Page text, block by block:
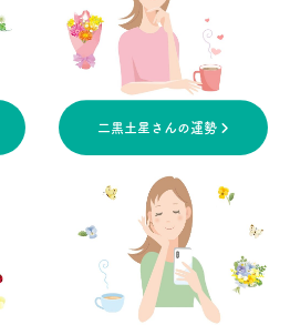
二黒土星さんの運勢